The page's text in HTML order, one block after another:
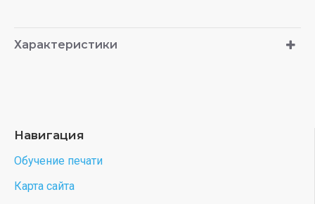
Характеристики
Навигация
Обучение печати
Карта сайта